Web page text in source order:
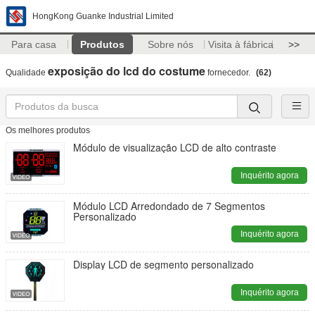
HongKong Guanke Industrial Limited
Para casa Produtos Sobre nós Visita à fábrica >>
Qualidade exposição do lcd do costume fornecedor. (62)
Os melhores produtos
Módulo de visualização LCD de alto contraste
Inquérito agora
Módulo LCD Arredondado de 7 Segmentos
Personalizado
Inquérito agora
Display LCD de segmento personalizado
Inquérito agora